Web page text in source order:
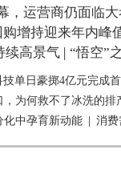
，运营商仍面临
增持迎来年内峰
续高景气 | “悟空”
单日豪掷4亿元完成
，为何救不了冰洗的排
化中孕育新动能
消费